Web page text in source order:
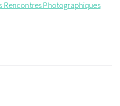
Rencontres Photographiques